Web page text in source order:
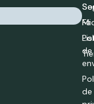
de
de
Mi